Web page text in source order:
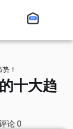
！
十大趋
论 0